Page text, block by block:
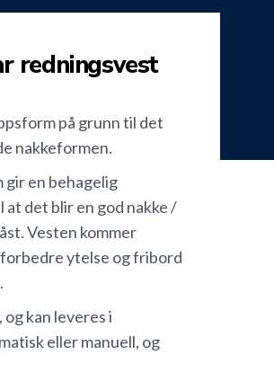
redningsvest
på grunn til det
nakkeformen.
gir en behagelig
det blir en god nakke /
Vesten kommer
ytelse og fribord
kan leveres i
eller manuell, og